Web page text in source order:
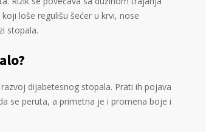
loše regulišu šećer u krvi, nose
stopala.
dijabetesnog stopala. Prati ih pojava
se peruta, a primetna je i promena boje i